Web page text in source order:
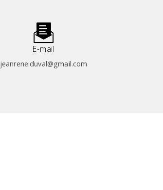
E-mail
jeanrene.duval@gmail.com